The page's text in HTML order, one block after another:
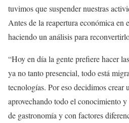
tuvimos que suspender nuestras
Antes de la reapertura económica en
haciendo un análisis para
“Hoy en día la gente prefiere hacer
ya no tanto presencial, todo está
tecnologías. Por eso decidimos crear
aprovechando todo el conocimiento
de gastronomía y con factores